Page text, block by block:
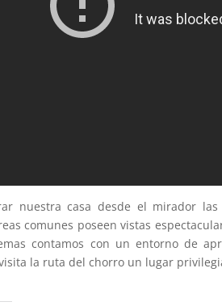
nuestra casa desde el mirador
comunes poseen vistas
contamos con un entorno de
la ruta del chorro un lugar